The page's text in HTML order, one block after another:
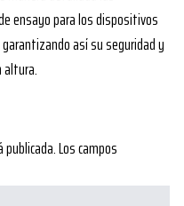
ensayo para los dispositivos
así su seguridad y
altura.
publicada.Los campos